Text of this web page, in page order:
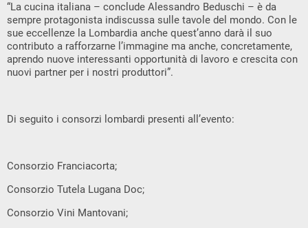
“La cucina italiana – conclude Alessandro Beduschi – è da
sempre protagonista indiscussa sulle tavole del mondo. Con le
sue eccellenze la Lombardia anche quest’anno darà il suo
contributo a rafforzarne l’immagine ma anche, concretamente,
aprendo nuove interessanti opportunità di lavoro e crescita con
nuovi partner per i nostri produttori”.
Di seguito i consorzi lombardi presenti all’evento:
Consorzio Franciacorta;
Consorzio Tutela Lugana Doc;
Consorzio Vini Mantovani;